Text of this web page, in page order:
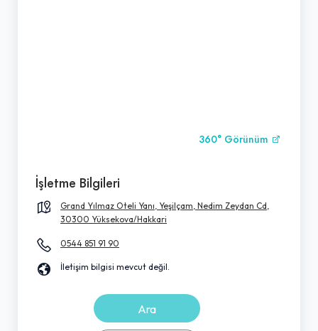
360° Görünüm
İşletme Bilgileri
Grand Yılmaz Oteli Yanı, Yeşilçam, Nedim Zeydan Cd,
30300 Yüksekova/Hakkari
0544 851 91 90
İletişim bilgisi mevcut değil.
Ara